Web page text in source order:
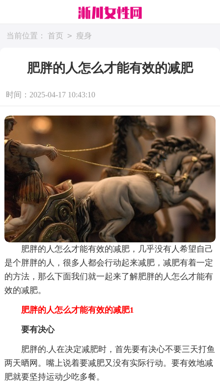
当前位置： 首页 > 瘦身
肥胖的人怎么才能有效的减肥
时间：2025-04-17 10:43:10
肥胖的人怎么才能有效的减肥，几乎没有人希望自己
是个胖胖的人，很多人都会行动起来减肥，减肥有着一定
的方法，那么下面我们就一起来了解肥胖的人怎么才能有
效的减肥。
肥胖的人怎么才能有效的减肥1
要有决心
肥胖的.人在决定减肥时，首先要有决心不要三天打鱼
两天晒网。嘴上说着要减肥又没有实际行动。要有效地减
肥就要坚持运动少吃多餐。